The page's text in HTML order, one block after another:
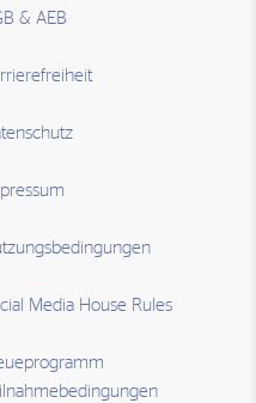
& AEB
Media House Rules